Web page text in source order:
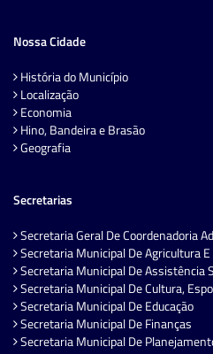
Nossa Cidade
História do Município
Localização
Economia
Hino, Bandeira e Brasão
Geografia
Secretarias
Secretaria Geral De Coordenadoria
Secretaria Municipal De Agricultura
Secretaria Municipal De Assistência
Secretaria Municipal De Cultura,
Secretaria Municipal De Educação
Secretaria Municipal De Finanças
Secretaria Municipal De